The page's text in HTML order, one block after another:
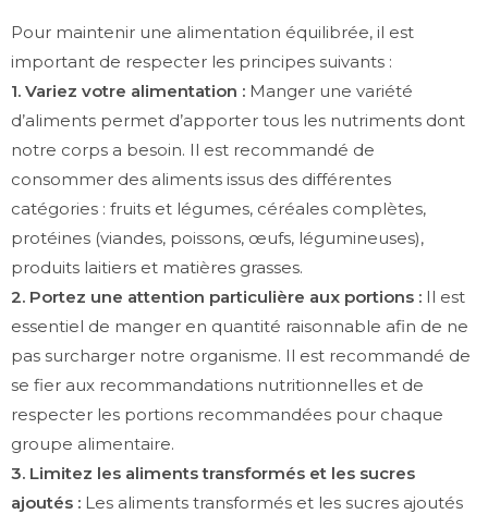
Pour maintenir une alimentation équilibrée, il est
important de respecter les principes suivants :
1. Variez votre alimentation : Manger une variété
d’aliments permet d’apporter tous les nutriments dont
notre corps a besoin. Il est recommandé de
consommer des aliments issus des différentes
catégories : fruits et légumes, céréales complètes,
protéines (viandes, poissons, œufs, légumineuses),
produits laitiers et matières grasses.
2. Portez une attention particulière aux portions : Il est
essentiel de manger en quantité raisonnable afin de ne
pas surcharger notre organisme. Il est recommandé de
se fier aux recommandations nutritionnelles et de
respecter les portions recommandées pour chaque
groupe alimentaire.
3. Limitez les aliments transformés et les sucres
ajoutés : Les aliments transformés et les sucres ajoutés